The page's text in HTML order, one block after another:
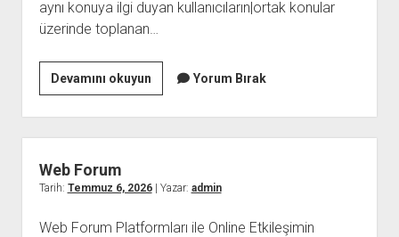
aynı konuya ilgi duyan kullanıcıların|ortak konular
üzerinde toplanan…
Devamını okuyunForum Yorum Bırak
Web Forum
Tarih: Temmuz 6, 2026| Yazar: admin
Web Forum Platformları ile Online Etkileşimin